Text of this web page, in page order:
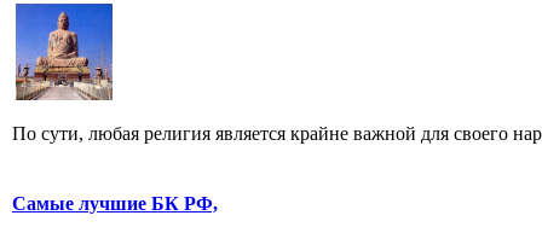
По сути, любая религия является крайне важной для своего
Самые лучшие БК РФ,